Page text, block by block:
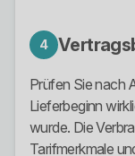
4
Prüfen Sie nach
Lieferbeginn
wurde. Die
Tarifmerkmale